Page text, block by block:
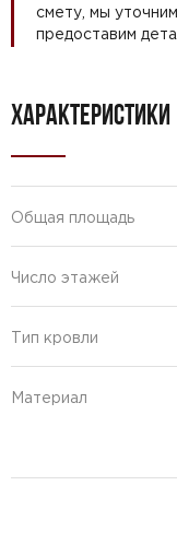
смету, мы
предоставим
ХАРАКТЕРИСТИКИ
Общая площадь
Число этажей
Тип кровли
Материал